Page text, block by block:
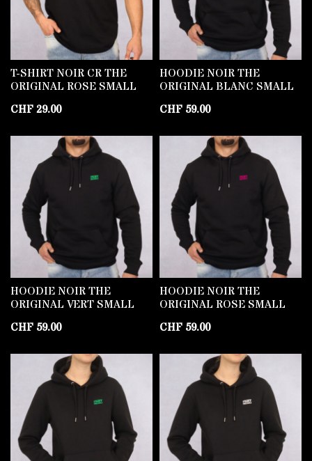
T-SHIRT NOIR CR THE
ORIGINAL ROSE SMALL
CHF29.00
HOODIE NOIR THE
ORIGINAL BLANC SMALL
CHF 59.00
HOODIE NOIR THE
ORIGINAL VERT SMALL
CHF 59.00
HOODIE NOIR THE
ORIGINAL ROSE SMALL
CHF 59.00